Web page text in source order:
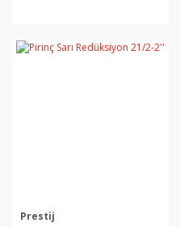
Prestij